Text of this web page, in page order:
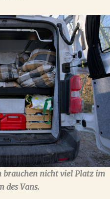
nicht viel Platz im
des Vans.